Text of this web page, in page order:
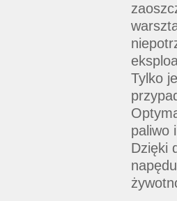
Tylko
paliwo
Dzięki